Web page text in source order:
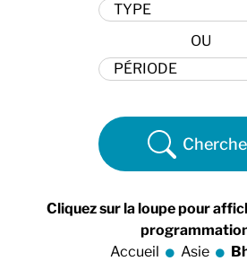
TYPE
PÉRIODE
Cliquez sur la loupe pour
Accueil
Asie